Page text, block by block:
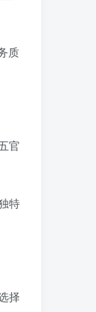
质
官
特
择